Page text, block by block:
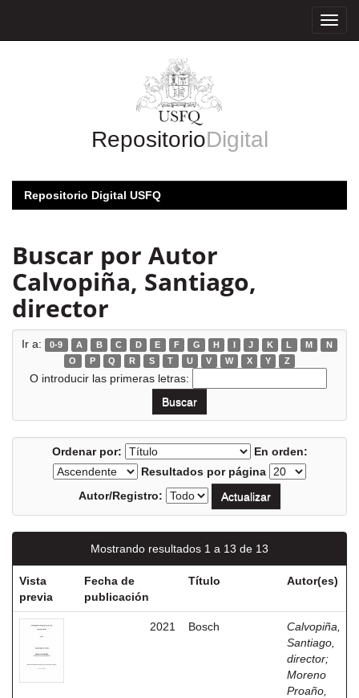
RepositorioDigital
Repositorio Digital USFQ
Buscar por Autor
Calvopiña, Santiago,
director
Ir a: 0-9 A B C D E F G H I J K L M
N
O
P Q R S T U V W X Y Z
O introducir las primeras letras:
Ordenar por:
En orden:
Resultados por página
Autor/Registro:
Mostrando resultados 1 a 13 de 13
Vista
previa
Fecha de
publicación
Título Autor(es)
2021 Bosch
Calvopiña,
Santiago,
director;
Moreno
Proaño,